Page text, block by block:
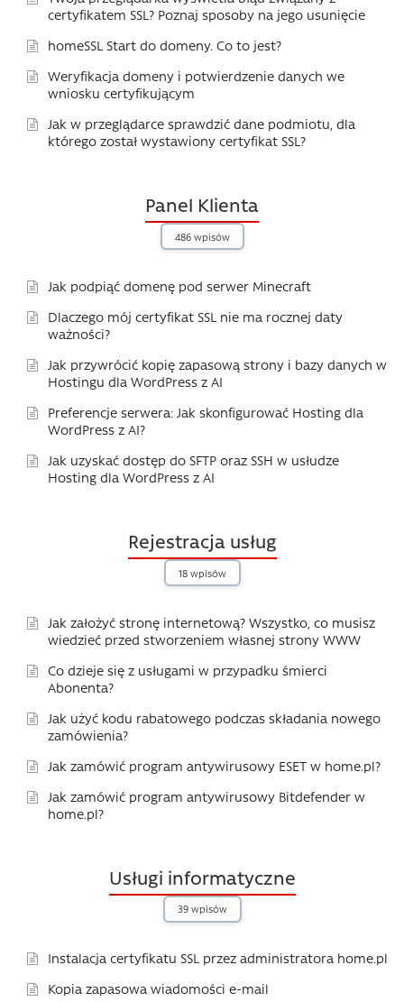
certyfikatem SSL? Poznaj sposoby na jego usunięcie
homeSSL Start do domeny. Co to jest?
Weryfikacja domeny i potwierdzenie danych we
wniosku certyfikującym
Jak w przeglądarce sprawdzić dane podmiotu, dla
którego został wystawiony certyfikat SSL?
Panel Klienta
486 wpisów
Jak podpiąć domenę pod serwer Minecraft
Dlaczego mój certyfikat SSL nie ma rocznej daty
ważności?
Jak przywrócić kopię zapasową strony i bazy danych w
Hostingu dla WordPress z AI
Preferencje serwera: Jak skonfigurować Hosting dla
WordPress z AI?
Jak uzyskać dostęp do SFTP oraz SSH w usłudze
Hosting dla WordPress z AI
Rejestracja usług
18 wpisów
Jak założyć stronę internetową? Wszystko, co musisz
wiedzieć przed stworzeniem własnej strony WWW
Co dzieje się z usługami w przypadku śmierci
Abonenta?
Jak użyć kodu rabatowego podczas składania nowego
zamówienia?
Jak zamówić program antywirusowy ESET w home.pl?
Jak zamówić program antywirusowy Bitdefender w
home.pl?
Usługi informatyczne
39 wpisów
Instalacja certyfikatu SSL przez administratora home.pl
Kopia zapasowa wiadomości e-mail